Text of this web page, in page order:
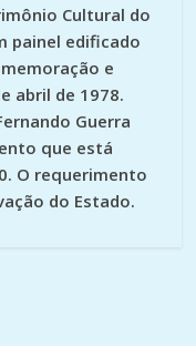
Cultural do
painel edificado
e
abril de 1978.
Guerra
que está
O requerimento
do Estado.